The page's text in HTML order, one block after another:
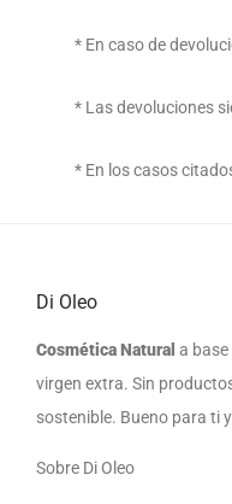
* En caso de
* Las devoluciones
* En los casos
Di Oleo
Cosmética Natural a base
virgen extra. Sin
sostenible. Bueno para ti
Sobre Di Oleo